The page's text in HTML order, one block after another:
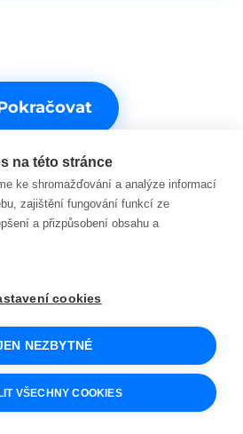
s něčím pomoct?
Obchodní podmínky
Ochrana osobních údajů
na této stránce
ke shromažďování a analýze informací
zajištění fungování funkcí ze
a přizpůsobení obsahu a
cookies
NEZBYTNÉ
VŠECHNY COOKIES